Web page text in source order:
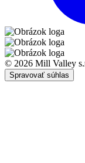
© 2026 Mill Valley
Spravovať súhlas